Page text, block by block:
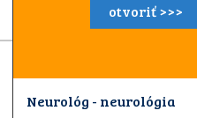
otvoriť >>>
Neurológ - neurológia